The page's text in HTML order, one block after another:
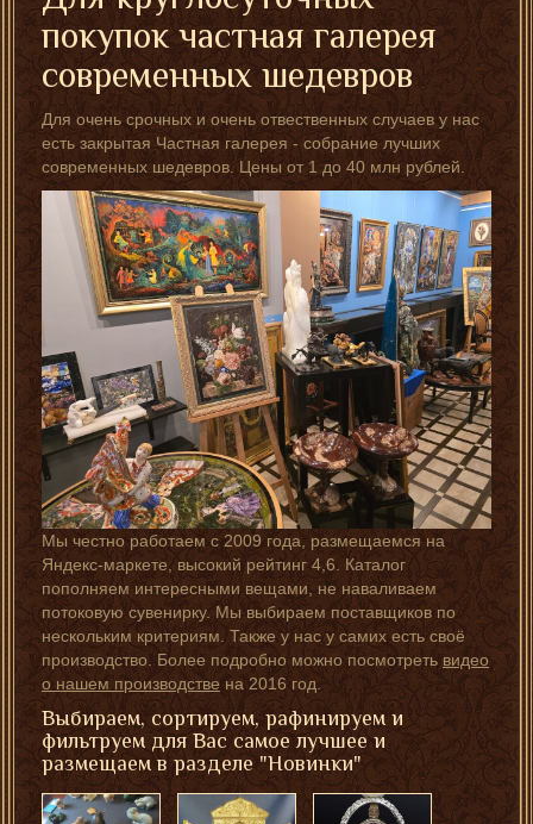
покупок частная галерея
современных шедевров
Для очень срочных и очень отвественных случаев у нас
есть закрытая Частная галерея - собрание лучших
современных шедевров. Цены от 1 до 40 млн рублей.
Мы честно работаем с 2009 года, размещаемся на
Яндекс-маркете, высокий рейтинг 4,6. Каталог
пополняем интересными вещами, не наваливаем
потоковую сувенирку. Мы выбираем поставщиков по
нескольким критериям. Также у нас у самих есть своё
производство. Более подробно можно посмотретьвидео
о нашем производствена 2016 год.
Выбираем, сортируем, рафинируем и
фильтруем для Вас самое лучшее и
размещаем в разделе "Новинки"